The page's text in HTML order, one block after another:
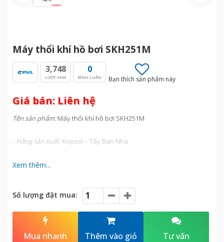
Máy thổi khí hồ bơi SKH251M
3,748
LƯỢT XEM
0
BÌNH LUẬN Bạn thích sản phẩm này
Giá bán: Liên hệ
Tên sản phẩm:Máy thổi khí hồ bơi SKH251M
- Hãng sản xuất: Kripsol – Tây Ban Nha
-Công suất
C/2.5 bar
-Họng kết nối: Ø62 mm
-Trọng lượng: 26.5 kg
Đặt tính động cơ : Class F, IP55, 50Hz, 1500 rpm
Xem thêm...
Số lượng đặt mua:
Mua nhanh Thêm vào giỏ Tư vấn